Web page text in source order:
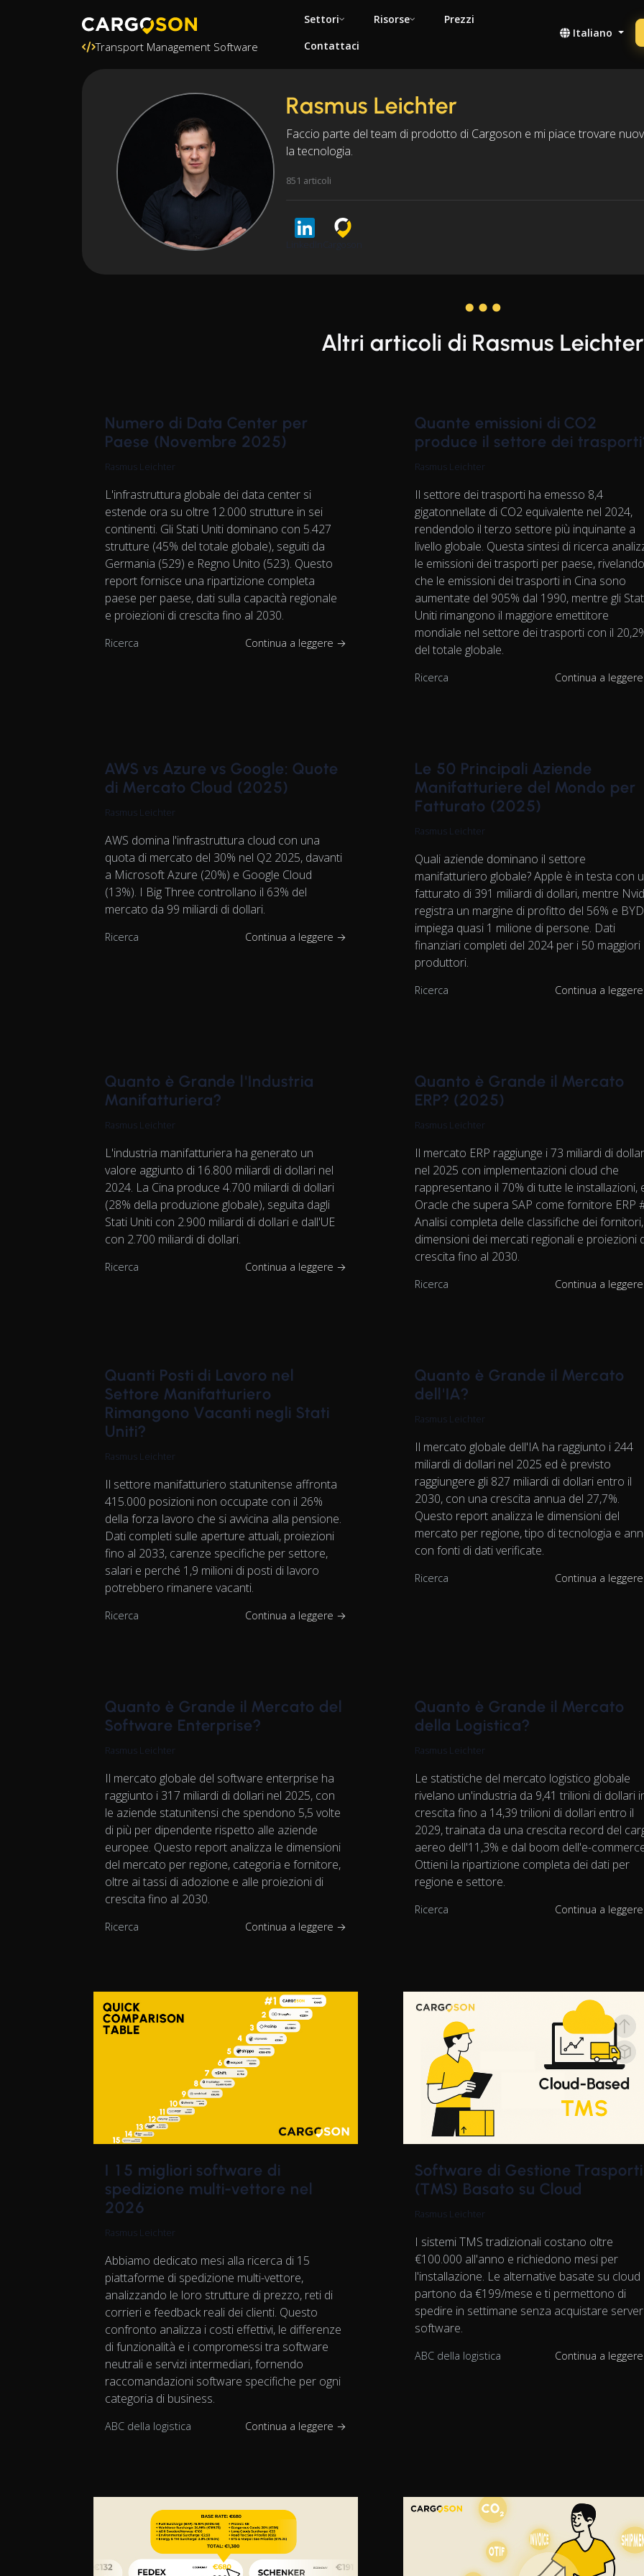
Transport Management Software
Settori Risorse
Prezzi
Contattaci
Italiano
Rasmus Leichter
Faccio parte del team di prodotto di Cargoson e mi piace trovare
la tecnologia.
851 articoli
Altri articoli di Rasmus Leichter
Numero di Data Center per
Paese (Novembre 2025)
Rasmus Leichter
L'infrastruttura globale dei data center si
estende ora su oltre 12.000 strutture in sei
continenti. Gli Stati Uniti dominano con 5.427
strutture (45% del totale globale), seguiti da
Germania (529) e Regno Unito (523). Questo
report fornisce una ripartizione completa
paese per paese, dati sulla capacità regionale
e proiezioni di crescita fino al 2030.
Ricerca Continua a leggere →
Quante emissioni di CO2
produce il settore dei
Rasmus Leichter
Il settore dei trasporti ha emesso 8,4
gigatonnellate di CO2 equivalente nel 2024,
rendendolo il terzo settore più inquinante a
livello globale. Questa sintesi di ricerca
le emissioni dei trasporti per paese, rivelando
che le emissioni dei trasporti in Cina sono
aumentate del 905% dal 1990, mentre gli
Uniti rimangono il maggiore emettitore
mondiale nel settore dei trasporti con il
del totale globale.
Ricerca Continua a
AWS vs Azure vs Google: Quote
di Mercato Cloud (2025)
Rasmus Leichter
AWS domina l'infrastruttura cloud con una
quota di mercato del 30% nel Q2 2025, davanti
a Microsoft Azure (20%) e Google Cloud
(13%). I Big Three controllano il 63% del
mercato da 99 miliardi di dollari.
Ricerca Continua a leggere →
Le 50 Principali Aziende
Manifatturiere del Mondo per
Fatturato (2025)
Rasmus Leichter
Quali aziende dominano il settore
manifatturiero globale? Apple è in testa con
fatturato di 391 miliardi di dollari, mentre
registra un margine di profitto del 56% e BYD
impiega quasi 1 milione di persone. Dati
finanziari completi del 2024 per i 50 maggiori
produttori.
Ricerca Continua a
Quanto è Grande l'Industria
Manifatturiera?
Rasmus Leichter
L'industria manifatturiera ha generato un
valore aggiunto di 16.800 miliardi di dollari nel
2024. La Cina produce 4.700 miliardi di dollari
(28% della produzione globale), seguita dagli
Stati Uniti con 2.900 miliardi di dollari e dall'UE
con 2.700 miliardi di dollari.
Ricerca Continua a leggere →
Quanto è Grande il Mercato
ERP? (2025)
Rasmus Leichter
Il mercato ERP raggiunge i 73 miliardi di
nel 2025 con implementazioni cloud che
rappresentano il 70% di tutte le installazioni,
Oracle che supera SAP come fornitore ERP
Analisi completa delle classifiche dei fornitori,
dimensioni dei mercati regionali e proiezioni
crescita fino al 2030.
Ricerca Continua a
Quanti Posti di Lavoro nel
Settore Manifatturiero
Rimangono Vacanti negli Stati
Uniti?
Rasmus Leichter
Il settore manifatturiero statunitense affronta
415.000 posizioni non occupate con il 26%
della forza lavoro che si avvicina alla pensione.
Dati completi sulle aperture attuali, proiezioni
fino al 2033, carenze specifiche per settore,
salari e perché 1,9 milioni di posti di lavoro
potrebbero rimanere vacanti.
Ricerca Continua a leggere →
Quanto è Grande il Mercato
dell'IA?
Rasmus Leichter
Il mercato globale dell'IA ha raggiunto i 244
miliardi di dollari nel 2025 ed è previsto
raggiungere gli 827 miliardi di dollari entro il
2030, con una crescita annua del 27,7%.
Questo report analizza le dimensioni del
mercato per regione, tipo di tecnologia e
con fonti di dati verificate.
Ricerca Continua a
Quanto è Grande il Mercato del
Software Enterprise?
Rasmus Leichter
Il mercato globale del software enterprise ha
raggiunto i 317 miliardi di dollari nel 2025, con
le aziende statunitensi che spendono 5,5 volte
di più per dipendente rispetto alle aziende
europee. Questo report analizza le dimensioni
del mercato per regione, categoria e fornitore,
oltre ai tassi di adozione e alle proiezioni di
crescita fino al 2030.
Ricerca Continua a leggere →
Quanto è Grande il Mercato
della Logistica?
Rasmus Leichter
Le statistiche del mercato logistico globale
rivelano un'industria da 9,41 trilioni di dollari
crescita fino a 14,39 trilioni di dollari entro il
2029, trainata da una crescita record del
aereo dell'11,3% e dal boom dell'e-
Ottieni la ripartizione completa dei dati per
regione e settore.
Ricerca Continua a
I 15 migliori software di
spedizione multi-vettore nel
2026
Rasmus Leichter
Abbiamo dedicato mesi alla ricerca di 15
piattaforme di spedizione multi-vettore,
analizzando le loro strutture di prezzo, reti di
corrieri e feedback reali dei clienti. Questo
confronto analizza i costi effettivi, le differenze
di funzionalità e i compromessi tra software
neutrali e servizi intermediari, fornendo
raccomandazioni software specifiche per ogni
categoria di business.
ABC della logistica Continua a leggere →
Software di Gestione Trasporti
(TMS) Basato su Cloud
Rasmus Leichter
I sistemi TMS tradizionali costano oltre
€100.000 all'anno e richiedono mesi per
l'installazione. Le alternative basate su cloud
partono da €199/mese e ti permettono di
spedire in settimane senza acquistare
software.
ABC della logistica Continua a